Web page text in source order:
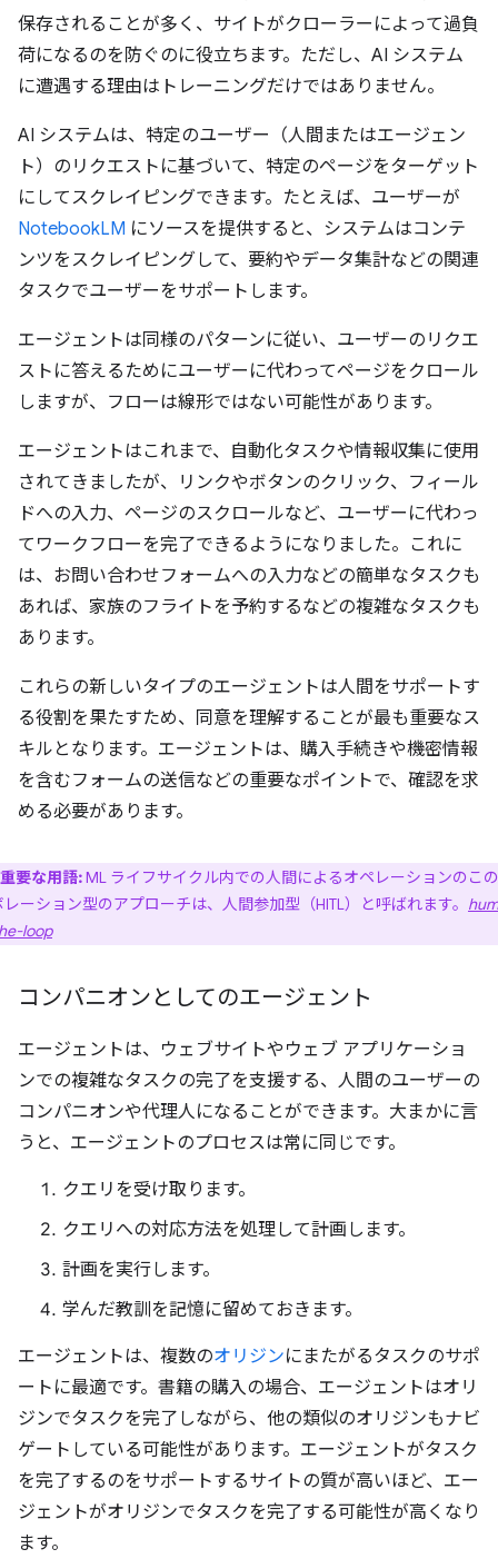
保存されることが多く、サイトがクローラーによって過負
荷になるのを防ぐのに役立ちます。ただし、AI システム
に遭遇する理由はトレーニングだけではありません。
AI システムは、特定のユーザー（人間またはエージェン
ト）のリクエストに基づいて、特定のページをターゲット
にしてスクレイピングできます。たとえば、ユーザーが
NotebookLM にソースを提供すると、システムはコンテ
ンツをスクレイピングして、要約やデータ集計などの関連
タスクでユーザーをサポートします。
エージェントは同様のパターンに従い、ユーザーのリクエ
ストに答えるためにユーザーに代わってページをクロール
しますが、フローは線形ではない可能性があります。
エージェントはこれまで、自動化タスクや情報収集に使用
されてきましたが、リンクやボタンのクリック、フィール
ドへの入力、ページのスクロールなど、ユーザーに代わっ
てワークフローを完了できるようになりました。これに
は、お問い合わせフォームへの入力などの簡単なタスクも
あれば、家族のフライトを予約するなどの複雑なタスクも
あります。
これらの新しいタイプのエージェントは人間をサポートす
る役割を果たすため、同意を理解することが最も重要なス
キルとなります。エージェントは、購入手続きや機密情報
を含むフォームの送信などの重要なポイントで、確認を求
める必要があります。
重要な用語:ML ライフサイクル内での人間によるオペレーションのこ
ーション型のアプローチは、人間参加型（HITL）と呼ばれます。
loop
コンパニオンとしてのエージェント
エージェントは、ウェブサイトやウェブ アプリケーショ
ンでの複雑なタスクの完了を支援する、人間のユーザーの
コンパニオンや代理人になることができます。大まかに言
うと、エージェントのプロセスは常に同じです。
クエリを受け取ります。
クエリへの対応方法を処理して計画します。
計画を実行します。
学んだ教訓を記憶に留めておきます。
エージェントは、複数のオリジンにまたがるタスクのサポ
ートに最適です。書籍の購入の場合、エージェントはオリ
ジンでタスクを完了しながら、他の類似のオリジンもナビ
ゲートしている可能性があります。エージェントがタスク
を完了するのをサポートするサイトの質が高いほど、エー
ジェントがオリジンでタスクを完了する可能性が高くなり
ます。